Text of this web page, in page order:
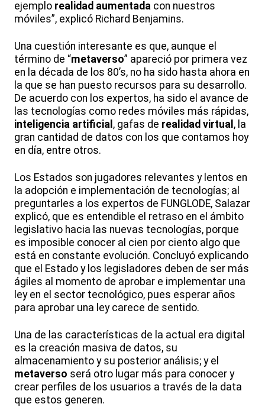
ejemplo realidad aumentada con nuestros
móviles”, explicó Richard Benjamins.
Una cuestión interesante es que, aunque el
término de “metaverso” apareció por primera vez
en la década de los 80’s, no ha sido hasta ahora en
la que se han puesto recursos para su desarrollo.
De acuerdo con los expertos, ha sido el avance de
las tecnologías como redes móviles más rápidas,
inteligencia artificial , gafas de realidad virtual , la
gran cantidad de datos con los que contamos hoy
en día, entre otros.
Los Estados son jugadores relevantes y lentos en
la adopción e implementación de tecnologías; al
preguntarles a los expertos de FUNGLODE, Salazar
explicó, que es entendible el retraso en el ámbito
legislativo hacia las nuevas tecnologías, porque
es imposible conocer al cien por ciento algo que
está en constante evolución. Concluyó explicando
que el Estado y los legisladores deben de ser más
ágiles al momento de aprobar e implementar una
ley en el sector tecnológico, pues esperar años
para aprobar una ley carece de sentido.
Una de las características de la actual era digital
es la creación masiva de datos, su
almacenamiento y su posterior análisis; y el
metaverso será otro lugar más para conocer y
crear perfiles de los usuarios a través de la data
que estos generen.